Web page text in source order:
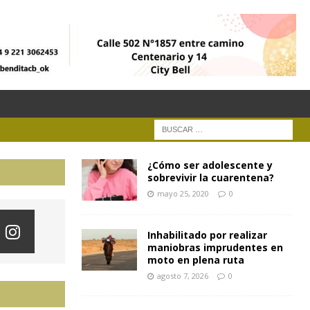
¿Cómo ser adolescente y
sobrevivir la cuarentena?
mayo 25, 2020 0
Inhabilitado por realizar
maniobras imprudentes en
moto en plena ruta
agosto 7, 2026 0